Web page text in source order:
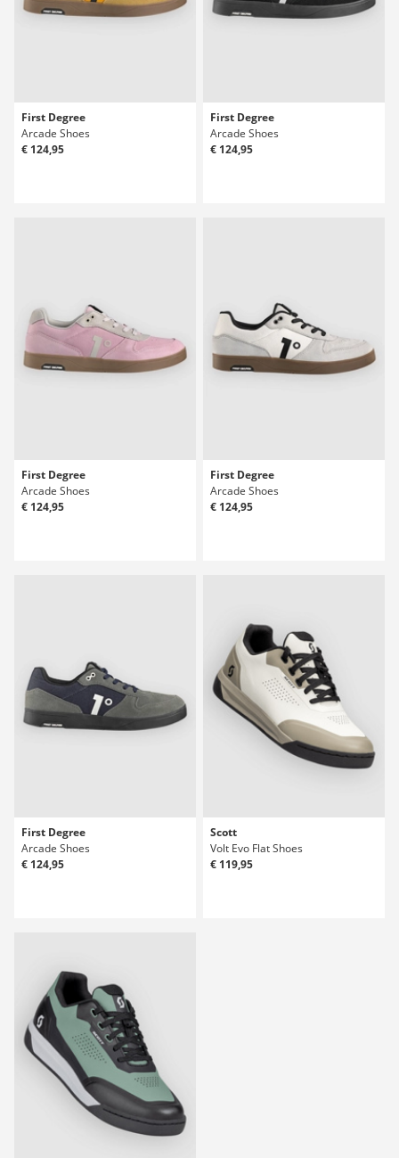
First Degree
Arcade Shoes
€ 124,95
First Degree
Arcade Shoes
€ 124,95
First Degree
Arcade Shoes
€ 124,95
First Degree
Arcade Shoes
€ 124,95
First Degree
Arcade Shoes
€ 124,95
Scott
Volt Evo Flat Shoes
€ 119,95